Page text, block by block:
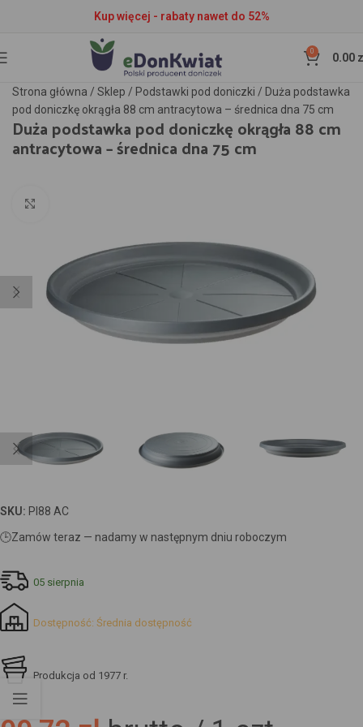
Kup więcej - rabaty nawet do 52%
0 0.00
Strona główna / Sklep / Podstawki pod doniczki / Duża podstawka
pod doniczkę okrągła 88 cm antracytowa – średnica dna 75 cm
Duża podstawka pod doniczkę okrągła 88 cm
antracytowa – średnica dna 75 cm
SKU: PI88 AC
🕒Zamów teraz — nadamy w następnym dniu roboczym
05 sierpnia
Dostępność: Średnia dostępność
Produkcja od 1977 r.